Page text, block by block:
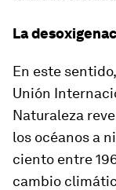
La
En este
Unión
Naturaleza
los océanos a
ciento entre
cambio